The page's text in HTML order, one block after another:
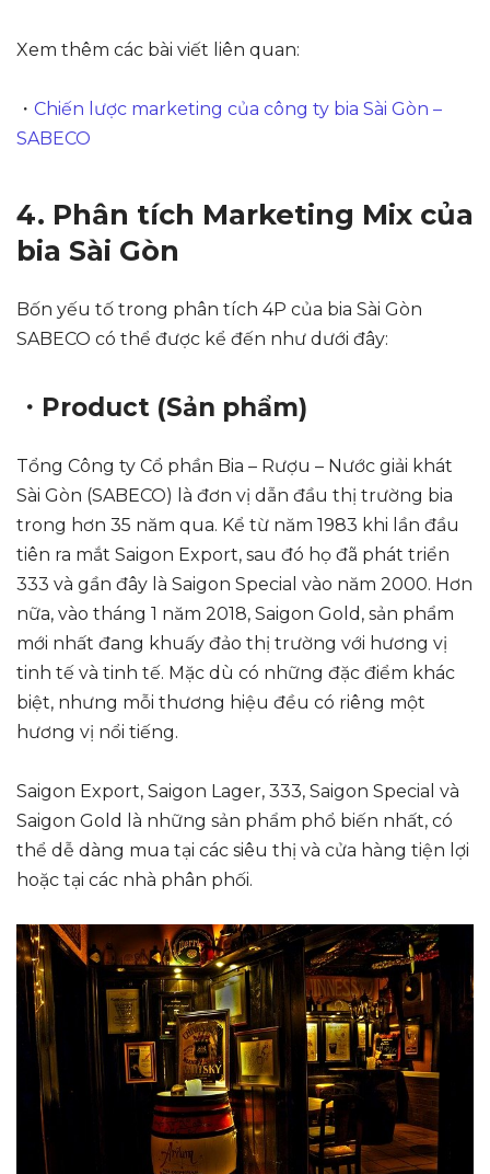
Xem thêm các bài viết liên quan:
・ Chiến lược marketing của công ty bia Sài Gòn –
SABECO
4. Phân tích Marketing Mix của
bia Sài Gòn
Bốn yếu tố trong phân tích 4P của bia Sài Gòn
SABECO có thể được kể đến như dưới đây:
・Product (Sản phẩm)
Tổng Công ty Cổ phần Bia – Rượu – Nước giải khát
Sài Gòn (SABECO) là đơn vị dẫn đầu thị trường bia
trong hơn 35 năm qua. Kể từ năm 1983 khi lần đầu
tiên ra mắt Saigon Export, sau đó họ đã phát triển
333 và gần đây là Saigon Special vào năm 2000. Hơn
nữa, vào tháng 1 năm 2018, Saigon Gold, sản phẩm
mới nhất đang khuấy đảo thị trường với hương vị
tinh tế và tinh tế. Mặc dù có những đặc điểm khác
biệt, nhưng mỗi thương hiệu đều có riêng một
hương vị nổi tiếng.
Saigon Export, Saigon Lager, 333, Saigon Special và
Saigon Gold là những sản phẩm phổ biến nhất, có
thể dễ dàng mua tại các siêu thị và cửa hàng tiện lợi
hoặc tại các nhà phân phối.